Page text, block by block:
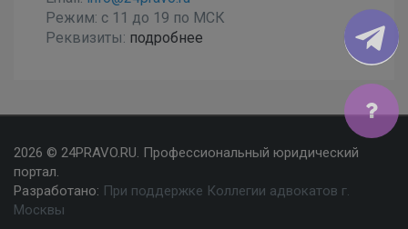
Режим: с 11 до 19 по МСК
Реквизиты: подробнее
2026 © 24PRAVO.RU. Профессиональный юридический
портал.
Разработано: При поддержке Коллегии адвокатов г.
Москвы
Мы используем файлы cookies, чтобы улучшить сайт
для Вас